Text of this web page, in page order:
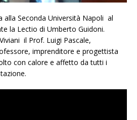
alla Seconda Università Napoli al
la Lectio di Umberto Guidoni.
il Prof. Luigi Pascale,
imprenditore e progettista
con calore e affetto da tutti i